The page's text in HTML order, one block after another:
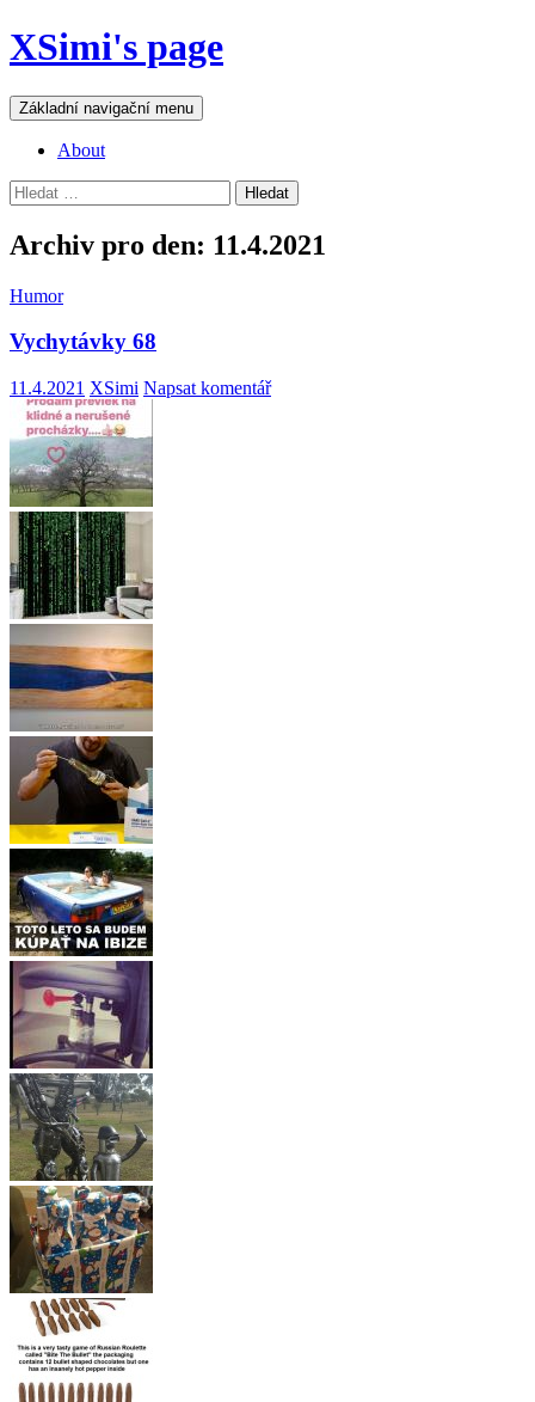
Přejít
k
webu
XSimi's page
Hledat
Základní navigační menu
About
Vyhledávání
Archiv pro den: 11.4.2021
Humor
Vychytávky 68
11.4.2021 XSimi Napsat komentář